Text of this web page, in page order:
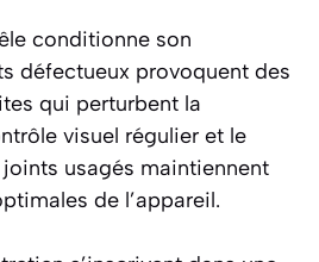
conditionne son
défectueux provoquent des
qui perturbent la
visuel régulier et le
usagés maintiennent
de l’appareil.